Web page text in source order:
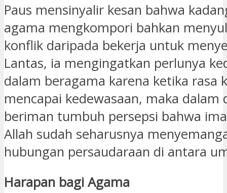
Paus mensinyalir kesan bahwa
agama mengkompori bahkan
konflik daripada bekerja untuk
Lantas, ia mengingatkan perlunya
dalam beragama karena ketika rasa
mencapai kedewasaan, maka dalam
beriman tumbuh persepsi bahwa
Allah sudah seharusnya
hubungan persaudaraan di antara
Harapan bagi Agama